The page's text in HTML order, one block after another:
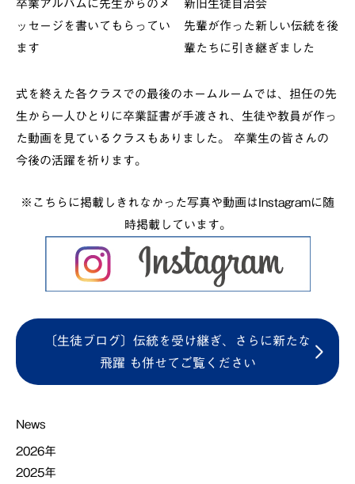
卒業アルバムに先生からのメ
ッセージを書いてもらってい
ます
新旧生徒自治会
先輩が作った新しい伝統を後
輩たちに引き継ぎました
式を終えた各クラスでの最後のホームルームでは、担任の先
生から一人ひとりに卒業証書が手渡され、生徒や教員が作っ
た動画を見ているクラスもありました。 卒業生の皆さんの
今後の活躍を祈ります。
※こちらに掲載しきれなかった写真や動画はInstagramに随
時掲載しています。
〔生徒ブログ〕伝統を受け継ぎ、さらに新たな
飛躍 も併せてご覧ください
News
2026年
2025年